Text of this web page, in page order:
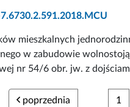
mieszkalnych
w zabudowie
nr 54/6 obr. jw. z
poprzednia 1